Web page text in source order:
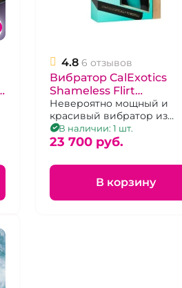
4.8 6 отзывов
Вибратор CalExotics
Shameless Flirt
бирюзовый
Невероятно мощный и
красивый вибратор из
бирюзового силикона.
В наличии: 1 шт.
23 700 pуб.
В корзину